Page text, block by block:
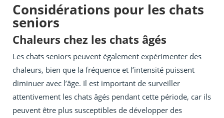
Considérations pour les chats
seniors
Chaleurs chez les chats âgés
Les chats seniors peuvent également expérimenter des
chaleurs, bien que la fréquence et l’intensité puissent
diminuer avec l’âge. Il est important de surveiller
attentivement les chats âgés pendant cette période, car ils
peuvent être plus susceptibles de développer des